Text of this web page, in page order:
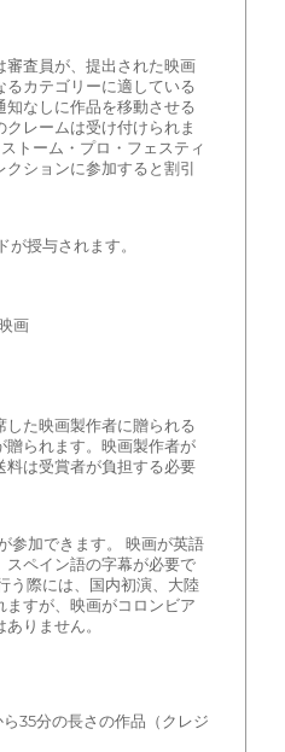
審査員が、提出された映画
るカテゴリーに適している
知なしに作品を移動させる
クレームは受け付けられま
トーム・プロ・フェスティ
ションに参加すると割引
が授与されます。
画
た映画製作者に贈られる
贈られます。映画製作者が
料は受賞者が負担する必要
参加できます。 映画が英語
スペイン語の字幕が必要で
う際には、国内初演、大陸
すが、映画がコロンビア
りません。
35分の長さの作品（クレジ